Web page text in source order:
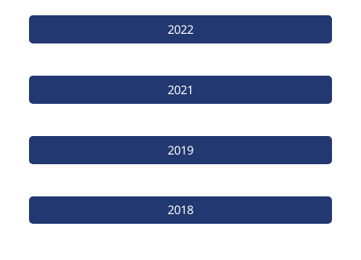
2022
2021
2019
2018